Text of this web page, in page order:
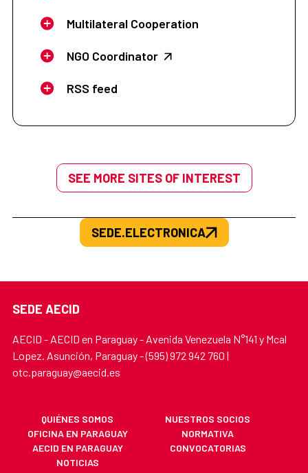
Multilateral Cooperation
NGO Coordinator
RSS feed
SEE MORE SITES OF INTEREST
SEDE.ELECTRONICA
SEDE AECID
AECID - AECID en Paraguay - Avenida Venezuela N°141 y Mcal
Lopez. Asunción, Paraguay - (595) 972 942 760 |
otc.paraguay@aecid.es
QUIÉNES SOMOS
NUESTROS SOCIOS
OFICINA EN PARAGUAY
NORMATIVA
AECID EN PARAGUAY
CONVOCATORIAS
NOTICIAS